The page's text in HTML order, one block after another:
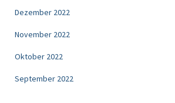
Dezember 2022
November 2022
Oktober 2022
September 2022